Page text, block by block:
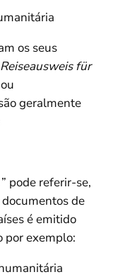
os seus
Reiseausweis für
geralmente
pode referir-se,
de
é emitido
por exemplo: